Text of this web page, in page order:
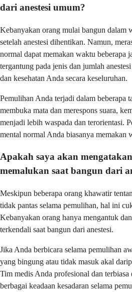
dari anestesi umum?
Kebanyakan orang mulai bangun dalam
setelah anestesi dihentikan. Namun,
normal dapat memakan waktu beberapa
tergantung pada jenis dan jumlah
dan kesehatan Anda secara keseluruhan.
Pemulihan Anda terjadi dalam beberapa
membuka mata dan merespons suara,
menjadi lebih waspada dan terorientasi.
mental normal Anda biasanya memakan
Apakah saya akan
memalukan saat bangun dari
Meskipun beberapa orang khawatir
tidak pantas selama pemulihan, hal ini
Kebanyakan orang hanya mengantuk
terkendali saat bangun dari anestesi.
Jika Anda berbicara selama pemulihan
yang bingung atau tidak masuk akal
Tim medis Anda profesional dan terbiasa
berbagai keadaan kesadaran selama